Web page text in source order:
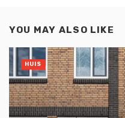
YOU MAY ALSO LIKE
HUIS